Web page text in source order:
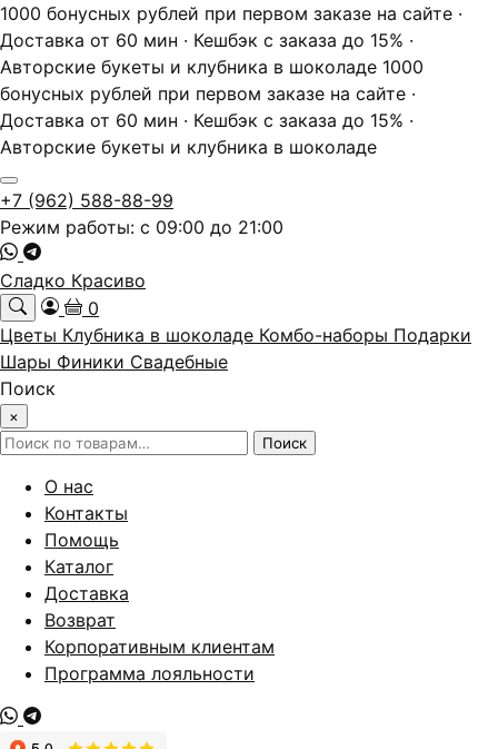
1000 бонусных рублей при первом заказе на сайте ·
Доставка от 60 мин · Кешбэк с заказа до 15% ·
Авторские букеты и клубника в шоколаде 1000
бонусных рублей при первом заказе на сайте ·
Доставка от 60 мин · Кешбэк с заказа до 15% ·
Авторские букеты и клубника в шоколаде
+7 (962) 588-88-99
Режим работы: с 09:00 до 21:00
Сладко Красиво
0
Цветы Клубника в шоколаде Комбо-наборы Подарки
Шары Финики Свадебные
Поиск
×
Искать: Поиск
О нас
Контакты
Помощь
Каталог
Доставка
Возврат
Корпоративным клиентам
Программа лояльности